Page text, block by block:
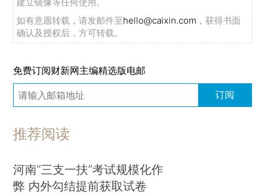
如有意愿转载，请发邮件至hello@caixin.com ，获得书面
确认及授权后，方可转载。
免费订阅财新网主编精选版电邮
订阅
推荐阅读
河南“三支一扶”考试规模化作
弊 内外勾结提前获取试卷